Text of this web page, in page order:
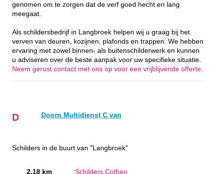
genomen om te zorgen dat de verf goed hecht en lang
meegaat.
Als schildersbedrijf in Langbroek helpen wij u graag bij het
verven van deuren, kozijnen, plafonds en trappen. We hebben
ervaring met zowel binnen- als buitenschilderwerk en kunnen
u adviseren over de beste aanpak voor uw specifieke situatie.
Neem gerust contact met ons op voor een vrijblijvende offerte.
D Doorn Multidienst C van
Schilders in de buurt van "Langbroek"
2.18 km Schilders Cothen